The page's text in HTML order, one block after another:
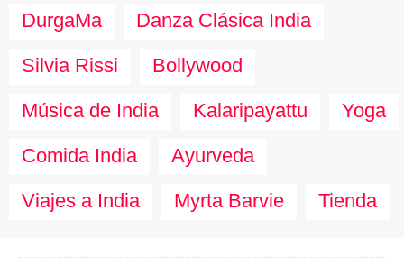
DurgaMa
Danza Clásica India
Silvia Rissi
Bollywood
Música de India
Kalaripayattu
Yoga
Comida India
Ayurveda
Viajes a India
Myrta Barvie Tienda